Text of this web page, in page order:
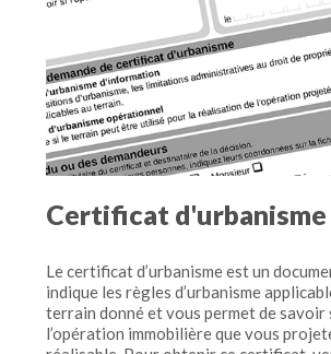
Certificat d'urbanisme
Le certificat d’urbanisme est un
indique les règles d’urbanisme
terrain donné et vous permet de savoir
l’opération immobilière que vous